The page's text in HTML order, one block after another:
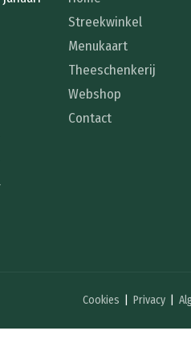
Streekwinkel
Menukaart
Theeschenkerij
Webshop
Contact
Cookies Privacy|